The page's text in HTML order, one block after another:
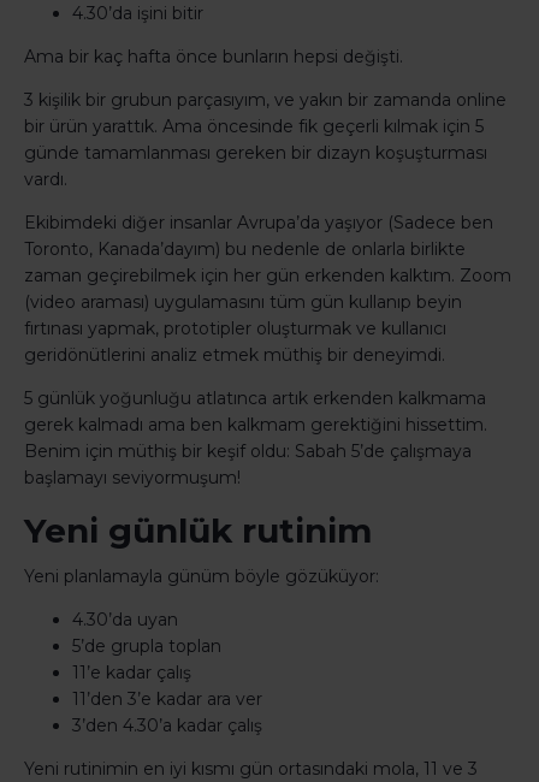
4.30’da işini bitir
Ama bir kaç hafta önce bunların hepsi değişti.
3 kişilik bir grubun parçasıyım, ve yakın bir zamanda online
bir ürün yarattık. Ama öncesinde fik geçerli kılmak için 5
günde tamamlanması gereken bir dizayn koşuşturması
vardı.
Ekibimdeki diğer insanlar Avrupa’da yaşıyor (Sadece ben
Toronto, Kanada’dayım) bu nedenle de onlarla birlikte
zaman geçirebilmek için her gün erkenden kalktım. Zoom
(video araması) uygulamasını tüm gün kullanıp beyin
fırtınası yapmak, prototipler oluşturmak ve kullanıcı
geridönütlerini analiz etmek müthiş bir deneyimdi.
5 günlük yoğunluğu atlatınca artık erkenden kalkmama
gerek kalmadı ama ben kalkmam gerektiğini hissettim.
Benim için müthiş bir keşif oldu: Sabah 5’de çalışmaya
başlamayı seviyormuşum!
Yeni günlük rutinim
Yeni planlamayla günüm böyle gözüküyor:
4.30’da uyan
5’de grupla toplan
11’e kadar çalış
11’den 3’e kadar ara ver
3’den 4.30’a kadar çalış
Yeni rutinimin en iyi kısmı gün ortasındaki mola, 11 ve 3